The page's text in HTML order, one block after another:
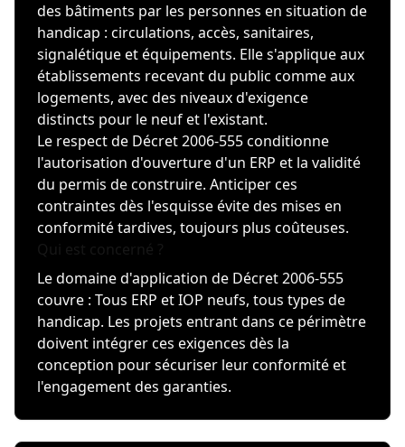
des bâtiments par les personnes en situation de
handicap : circulations, accès, sanitaires,
signalétique et équipements. Elle s'applique aux
établissements recevant du public comme aux
logements, avec des niveaux d'exigence
distincts pour le neuf et l'existant.
Le respect de Décret 2006-555 conditionne
l'autorisation d'ouverture d'un ERP et la validité
du permis de construire. Anticiper ces
contraintes dès l'esquisse évite des mises en
conformité tardives, toujours plus coûteuses.
Le domaine d'application de Décret 2006-555
couvre : Tous ERP et IOP neufs, tous types de
handicap. Les projets entrant dans ce périmètre
doivent intégrer ces exigences dès la
conception pour sécuriser leur conformité et
l'engagement des garanties.